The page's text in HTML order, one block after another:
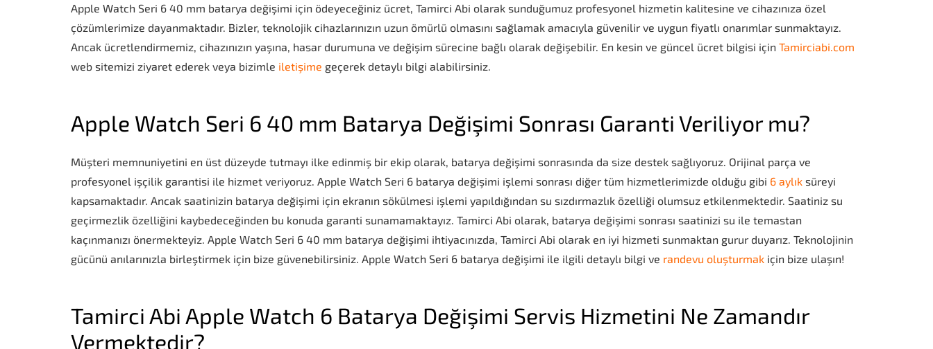
Apple Watch Seri 6 40 mm batarya değişimi için ödeyeceğiniz ücret, Tamirci Abi olarak sunduğumuz profesyonel hizmetin kalitesine ve cihazınıza özel
çözümlerimize dayanmaktadır. Bizler, teknolojik cihazlarınızın uzun ömürlü olmasını sağlamak amacıyla güvenilir ve uygun fiyatlı onarımlar sunmaktayız.
Ancak ücretlendirmemiz, cihazınızın yaşına, hasar durumuna ve değişim sürecine bağlı olarak değişebilir. En kesin ve güncel ücret bilgisi için Tamirciabi.com
web sitemizi ziyaret ederek veya bizimle iletişime geçerek detaylı bilgi alabilirsiniz.
Apple Watch Seri 6 40 mm Batarya Değişimi Sonrası Garanti Veriliyor mu?
Müşteri memnuniyetini en üst düzeyde tutmayı ilke edinmiş bir ekip olarak, batarya değişimi sonrasında da size destek sağlıyoruz. Orijinal parça ve
profesyonel işçilik garantisi ile hizmet veriyoruz. Apple Watch Seri 6 batarya değişimi işlemi sonrası diğer tüm hizmetlerimizde olduğu gibi 6 aylık süreyi
kapsamaktadır. Ancak saatinizin batarya değişimi için ekranın sökülmesi işlemi yapıldığından su sızdırmazlık özelliği olumsuz etkilenmektedir. Saatiniz su
geçirmezlik özelliğini kaybedeceğinden bu konuda garanti sunamamaktayız. Tamirci Abi olarak, batarya değişimi sonrası saatinizi su ile temastan
kaçınmanızı önermekteyiz. Apple Watch Seri 6 40 mm batarya değişimi ihtiyacınızda, Tamirci Abi olarak en iyi hizmeti sunmaktan gurur duyarız. Teknolojinin
gücünü anılarınızla birleştirmek için bize güvenebilirsiniz. Apple Watch Seri 6 batarya değişimi ile ilgili detaylı bilgi ve randevu oluşturmak için bize ulaşın!
Tamirci Abi Apple Watch 6 Batarya Değişimi Servis Hizmetini Ne Zamandır
Vermektedir?